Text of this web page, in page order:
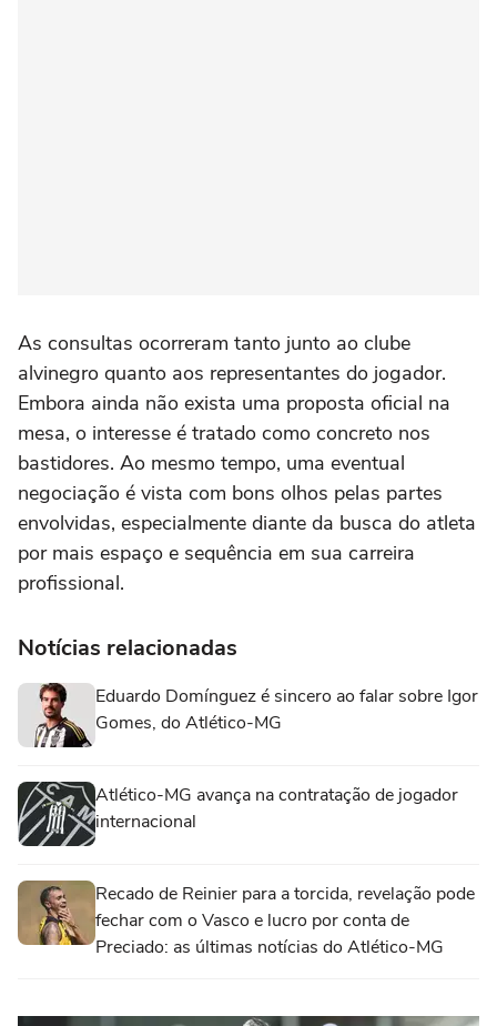
As consultas ocorreram tanto junto ao clube
alvinegro quanto aos representantes do jogador.
Embora ainda não exista uma proposta oficial na
mesa, o interesse é tratado como concreto nos
bastidores. Ao mesmo tempo, uma eventual
negociação é vista com bons olhos pelas partes
envolvidas, especialmente diante da busca do atleta
por mais espaço e sequência em sua carreira
profissional.
Notícias relacionadas
Eduardo Domínguez é sincero ao falar sobre Igor
Gomes, do Atlético-MG
Atlético-MG avança na contratação de jogador
internacional
Recado de Reinier para a torcida, revelação pode
fechar com o Vasco e lucro por conta de
Preciado: as últimas notícias do Atlético-MG